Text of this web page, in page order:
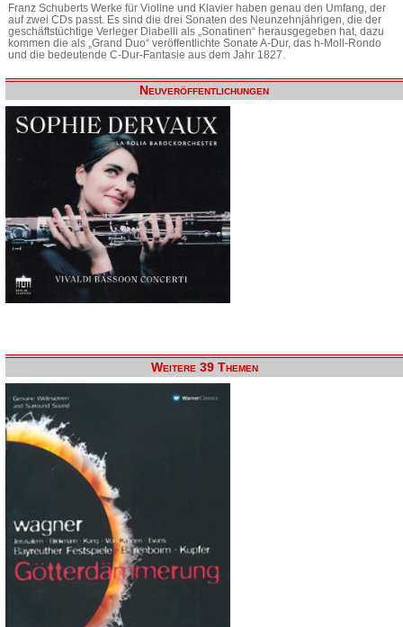
Franz Schuberts Werke für Violine und Klavier haben genau den Umfang, der
auf zwei CDs passt. Es sind die drei Sonaten des Neunzehnjährigen, die der
geschäftstüchtige Verleger Diabelli als „Sonatinen“ herausgegeben hat, dazu
kommen die als „Grand Duo“ veröffentlichte Sonate A-Dur, das h-Moll-Rondo
und die bedeutende C-Dur-Fantasie aus dem Jahr 1827.
Neuveröffentlichungen
Weitere 39 Themen